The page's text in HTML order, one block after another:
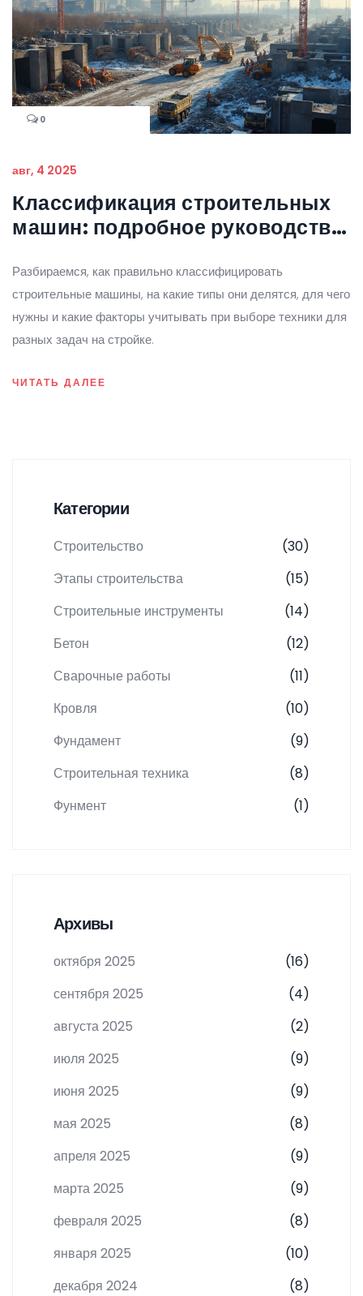
0
авг, 4 2025
Классификация строительных
машин: подробное руководство
Разбираемся, как правильно классифицировать
строительные машины, на какие типы они делятся, для чего
нужны и какие факторы учитывать при выборе техники для
разных задач на стройке.
ЧИТАТЬ ДАЛЕЕ
Категории
Строительство
(30)
Этапы строительства
(15)
Строительные инструменты
(14)
Бетон
(12)
Сварочные работы
(11)
Кровля
(10)
Фундамент
(9)
Строительная техника
(8)
Фунмент
(1)
Архивы
октября 2025
(16)
сентября 2025
(4)
августа 2025
(2)
июля 2025
(9)
июня 2025
(9)
мая 2025
(8)
апреля 2025
(9)
марта 2025
(9)
февраля 2025
(8)
января 2025
(10)
декабря 2024
(8)